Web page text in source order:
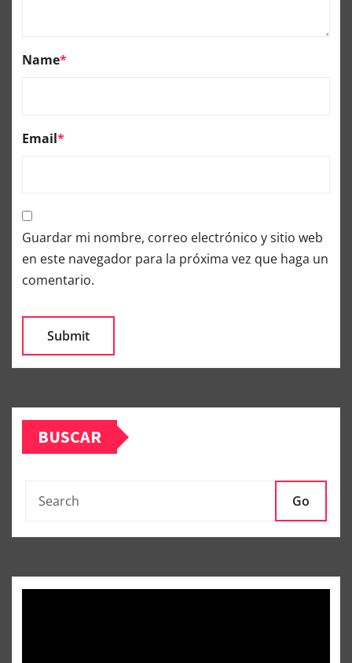
Name*
Email*
Guardar mi nombre, correo electrónico y sitio web
en este navegador para la próxima vez que haga un
comentario.
BUSCAR
Go